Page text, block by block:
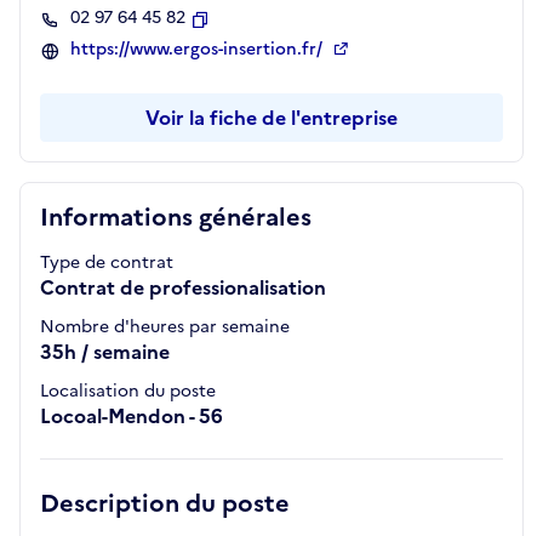
Informations générales
Type de contrat
Contrat de professionalisation
Nombre d'heures par semaine
35h / semaine
Localisation du poste
Locoal-Mendon - 56
Description du poste
02 97 64 45 82
Copier
https://www.ergos-insertion.fr/
Voir la fiche de l'entreprise